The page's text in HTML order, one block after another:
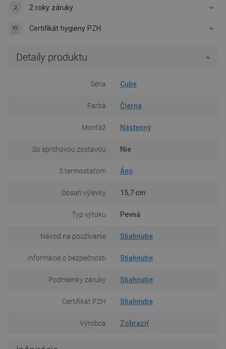
2 roky záruky
Certifikát hygieny PZH
Detaily produktu
Séria Cube
Farba Čierna
Montáž Nástenný
So sprchovou zostavou Nie
S termostatom Áno
Dosah výlevky 15,7 cm
Typ výtoku Pevná
Návod na používanie Stiahnutie
Informácie o bezpečnosti Stiahnutie
Podmienky záruky Stiahnutie
Certifikát PZH Stiahnutie
Výrobca Zobraziť